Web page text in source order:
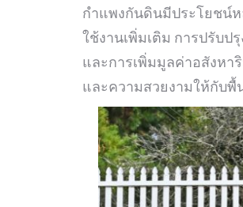
กำแพงกันดินมีประโยชน์
ใช้งานเพิ่มเติม การปรับป
และการเพิ่มมูลค่าอสังห
และความสวยงามให้กับพื้